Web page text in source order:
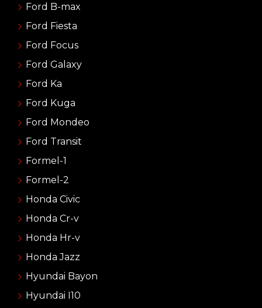
Ford B-max
Ford Fiesta
Ford Focus
Ford Galaxy
Ford Ka
Ford Kuga
Ford Mondeo
Ford Transit
Formel-1
Formel-2
Honda Civic
Honda Cr-v
Honda Hr-v
Honda Jazz
Hyundai Bayon
Hyundai I10